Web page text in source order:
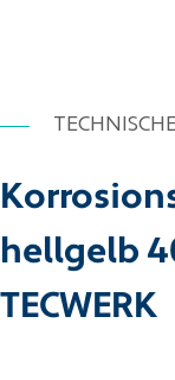
hellgelb
TECWERK